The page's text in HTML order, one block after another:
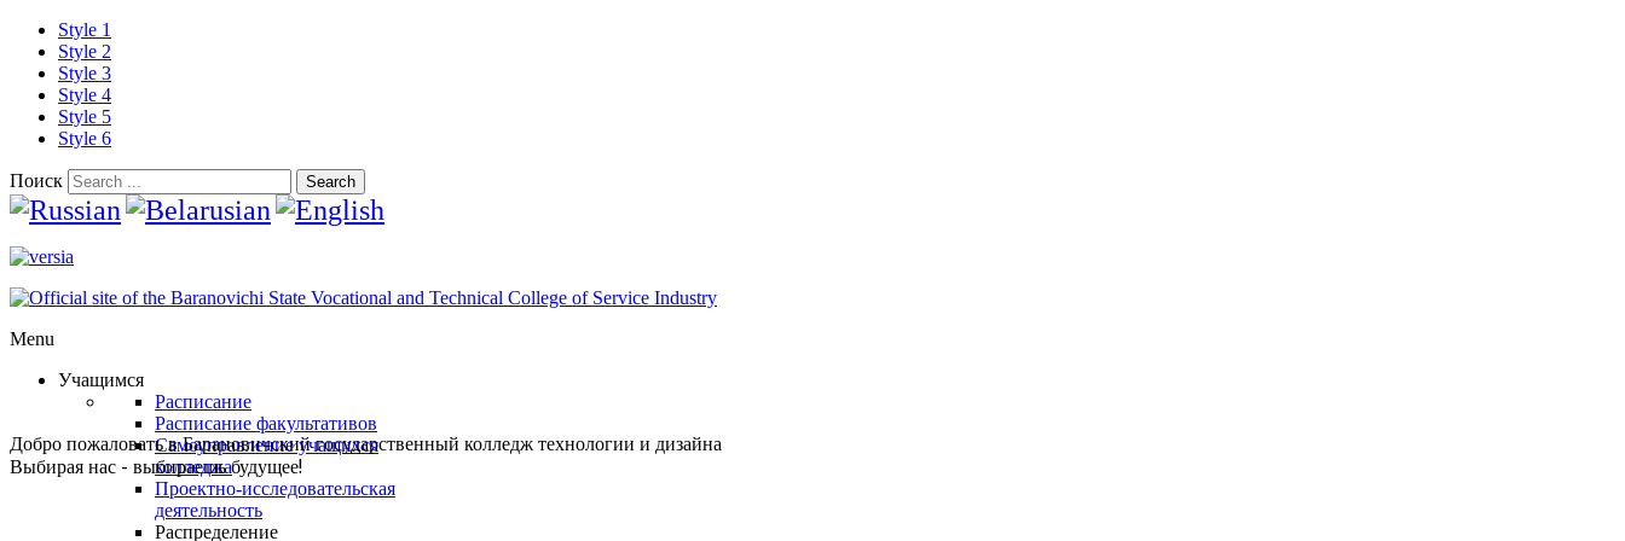
Style 1
Style 2
Style 3
Style 4
Style 5
Style 6
Поиск Search
Menu
Учащимся
Расписание
Расписание факультативов
Самоуправление учащихся
колледжа
Проектно-исследовательская
деятельность
Распределение
Добро пожаловать в Барановичский государственный колледж технологии и дизайна
Выбирая нас - выбираешь будущее!